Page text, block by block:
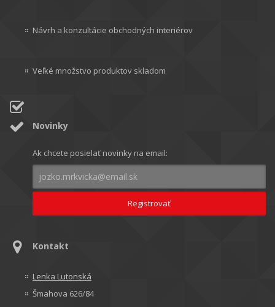
Návrh a konzultácie obchodných interiérov
Veľké množstvo produktov skladom
Novinky
Ak chcete posielať novinky na email:
Kontakt
Lenka Lutonská
Šmahova 626/84